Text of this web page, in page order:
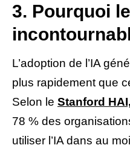
3. Pourquoi
L’adoption de l’IA
plus rapidement que
Selon le Stanford HAI,
78 % des
utiliser l’IA dans au